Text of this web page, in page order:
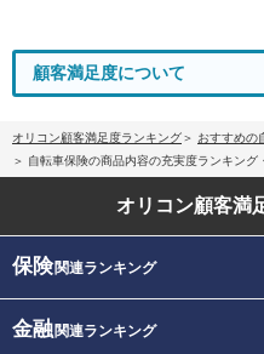
顧客満足度について
オリコン顧客満足度ランキング おすすめの
自転車保険の商品内容の充実度ランキング
オリコン顧客満
保険関連ランキング
金融関連ランキング